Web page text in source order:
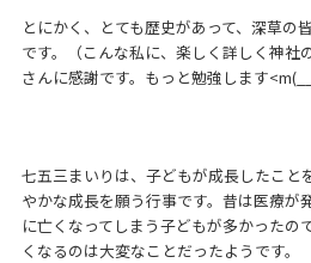
とにかく、とても歴史があって、深草の
です。（こんな私に、楽しく詳しく神社
さんに感謝です。もっと勉強します
七五三まいりは、子どもが成長したこと
やかな成長を願う行事です。昔は医療が
に亡くなってしまう子どもが多かったの
くなるのは大変なことだったようです。